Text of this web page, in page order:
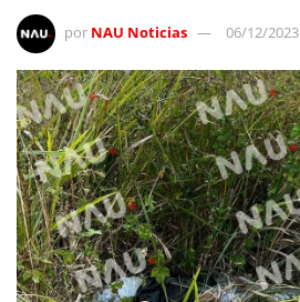
por NAU Noticias 06/12/2023